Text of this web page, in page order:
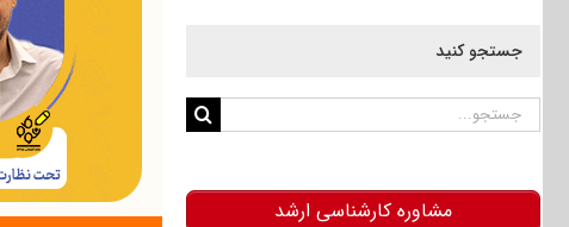
جستجو کنید
جستجو
مشاوره کارشناسی ارشد